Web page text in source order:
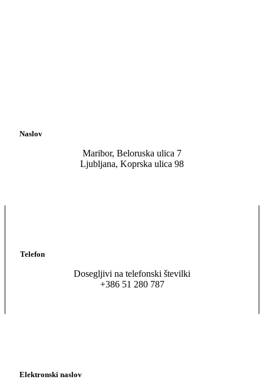
Naslov
Maribor, Beloruska ulica 7
Ljubljana, Koprska ulica 98
Telefon
Dosegljivi na telefonski številki
+386 51 280 787
Elektronski naslov